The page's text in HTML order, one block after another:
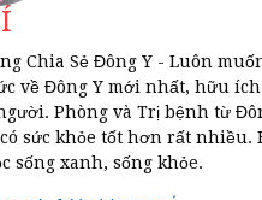
Chia Sẻ Đông Y - Luôn
về Đông Y mới nhất, hữu
Phòng và Trị bệnh từ
sức khỏe tốt hơn rất nhiều.
sống xanh, sống khỏe.